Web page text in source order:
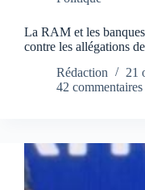
La RAM et les
contre les allégations
Rédaction
21
42 commentaires